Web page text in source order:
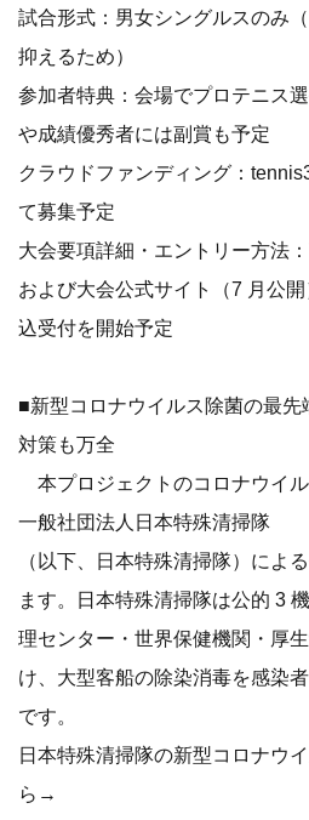
試合形式：男女シングルスのみ
抑えるため）
参加者特典：会場でプロテニス
や成績優秀者には副賞も予定
クラウドファンディング：
て募集予定
大会要項詳細・エントリー方法
および大会公式サイト（7 月公
込受付を開始予定
■新型コロナウイルス除菌の最先
対策も万全
本プロジェクトのコロナウイ
一般社団法人日本特殊清掃隊
（以下、日本特殊清掃隊）によ
ます。日本特殊清掃隊は公的 3
理センター・世界保健機関・厚
け、大型客船の除染消毒を感染
です。
日本特殊清掃隊の新型コロナウ
ら→